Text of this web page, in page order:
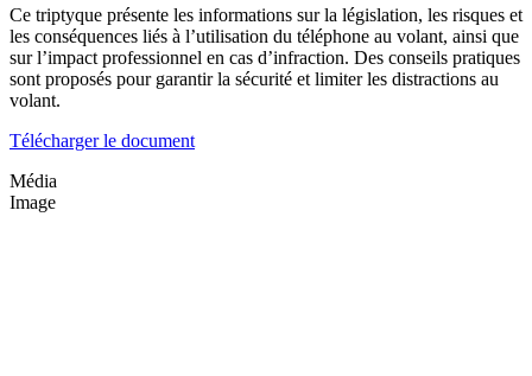
Ce triptyque présente les informations sur la législation, les risques et
les conséquences liés à l’utilisation du téléphone au volant, ainsi que
sur l’impact professionnel en cas d’infraction. Des conseils pratiques
sont proposés pour garantir la sécurité et limiter les distractions au
volant.
Télécharger le document
Média
Image